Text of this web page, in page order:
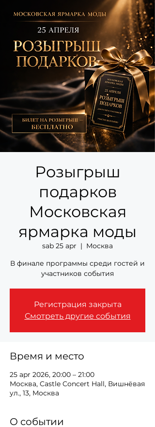
Розыгрыш
подарков
Московская
ярмарка моды
sab 25 apr
  |
Москва
В финале программы среди гостей и
участников события
Регистрация закрыта
Смотреть другие события
Время и место
25 apr 2026, 20:00 – 21:00
Москва, Castle Concert Hall, Вишнёвая
ул., 13, Москва
О событии